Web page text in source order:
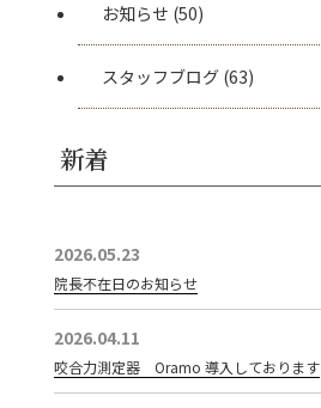
お知らせ (50)
スタッフブログ(63)
新着
2026.05.23
院長不在日のお知らせ
2026.04.11
咬合力測定器 Oramo 導入しております